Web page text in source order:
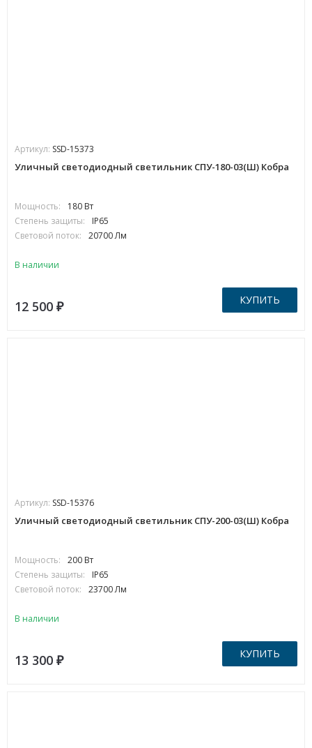
Артикул: SSD-15373
Уличный светодиодный светильник СПУ-180-03(Ш) Кобра
Мощность:
180 Вт
Степень защиты:
IP65
Световой поток:
20700 Лм
В наличии
12 500 ₽ КУПИТЬ
Артикул: SSD-15376
Уличный светодиодный светильник СПУ-200-03(Ш) Кобра
Мощность:
200 Вт
Степень защиты:
IP65
Световой поток:
23700 Лм
В наличии
13 300 ₽ КУПИТЬ